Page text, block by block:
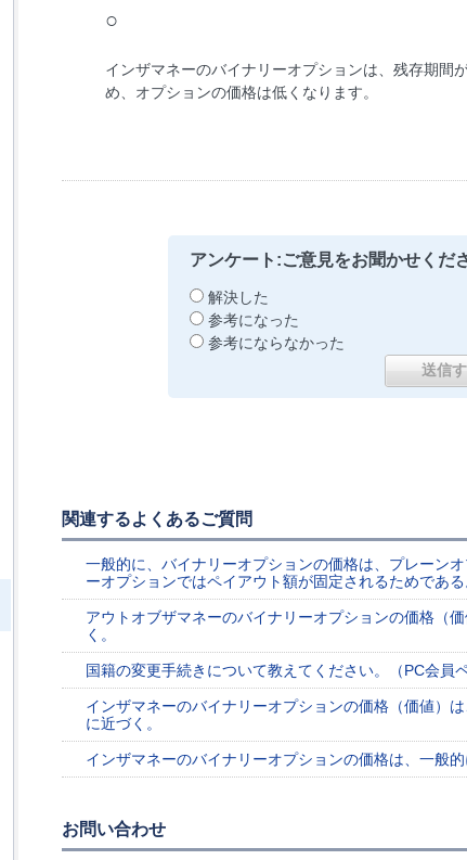
○
インザマネーのバイナリーオプションは、残存期間
め、オプションの価格は低くなります。
アンケート:ご意見をお聞かせくだ
解決した
参考になった
参考にならなかった
関連するよくあるご質問
一般的に、バイナリーオプションの価格は、プレーン
ーオプションではペイアウト額が固定されるためである
アウトオブザマネーのバイナリーオプションの価格（
く。
国籍の変更手続きについて教えてください。（PC会員ペ
インザマネーのバイナリーオプションの価格（価値）
に近づく。
インザマネーのバイナリーオプションの価格は、一般
お問い合わせ